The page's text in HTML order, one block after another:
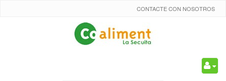
CONTACTE CON NOSOTROS